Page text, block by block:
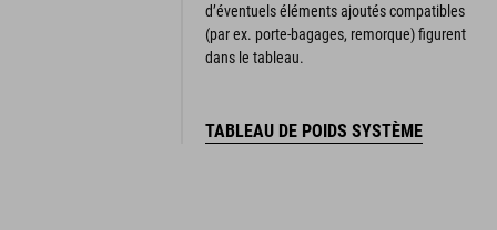
d’éventuels éléments ajoutés compatibles
(par ex. porte-bagages, remorque) figurent
dans le tableau.
TABLEAU DE POIDS SYSTÈME